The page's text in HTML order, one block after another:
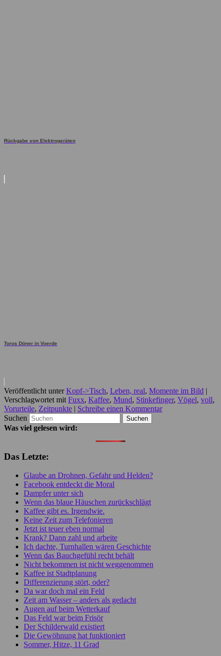
Rückgabe von Elektrogeräten
Toros Döner in Voerde
Veröffentlicht unter Kopf->Tisch, Leben, real, Momente im Bild |
Verschlagwortet mit Fuxx, Kaffee, Mund, Stinkefinger, Vögel, voll,
Vorurteile, Zeitpunkte | Schreibe einen Kommentar
Suchen
Was viel gelesen wird:
Das Letzte:
Glaube an Drohnen, Gefahr und Helden?
Facebook entdeckt die Moral
Dampfer unter sich
Wenn das blaue Häuschen zurückschlägt
Kaffee gibt es. Irgendwie.
Keine Zeit zum Telefonieren
Jetzt ist teuer eben normal
Krank? Dann zahl und arbeite
Ich dachte, Turnhallen wären Geschichte
Wenn das Bauchgefühl recht behält
Nicht bekommen ist nicht weggenommen
Kaffee ist Stadtplanung
Differenzierung stört, oder?
Da war doch mal ein Feld
Zeit am Wasser – anders als gedacht
Augen auf beim Wetterkauf
Das Feld war beim Frisör
Der Schilderwald existiert
Die Gewöhnung hat funktioniert
Sommer, Hitze, 11 Grad